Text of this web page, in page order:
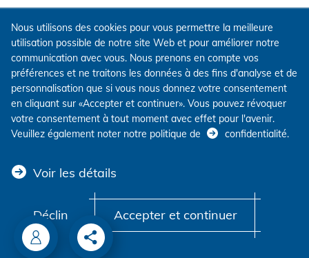
Nous utilisons des cookies pour vous permettre la meilleure
utilisation possible de notre site Web et pour améliorer notre
communication avec vous. Nous prenons en compte vos
préférences et ne traitons les données à des fins d'analyse et de
personnalisation que si vous nous donnez votre consentement
en cliquant sur «Accepter et continuer». Vous pouvez révoquer
votre consentement à tout moment avec effet pour l'avenir.
Veuillez également noter notre politique de
confidentialité.
Voir les détails
Déclin Accepter et continuer